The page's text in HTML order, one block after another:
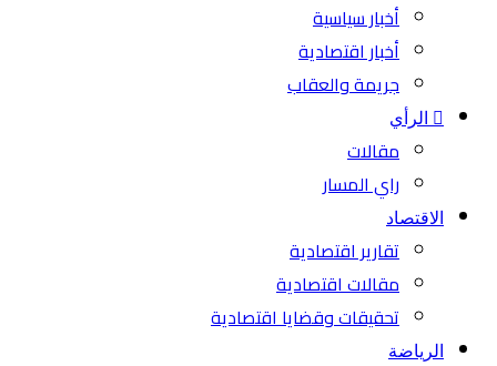
أخبار سياسية
أخبار اقتصادية
جريمة والعقاب
الرأي
مقالات
راي المسار
الاقتصاد
تقارير اقتصادية
مقالات اقتصادية
تحقيقات وقضايا اقتصادية
الرياضة